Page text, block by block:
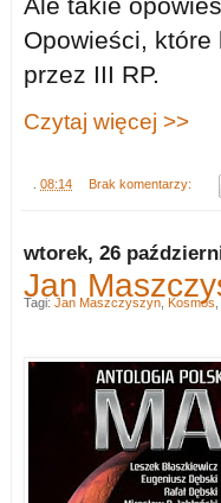
Opowieści, które
przez III RP.
Czytaj więcej >>
08:14 Brak komentarzy:
wtorek, 26
Jan
Tagi: Jan Maszczyszyn Kosmos